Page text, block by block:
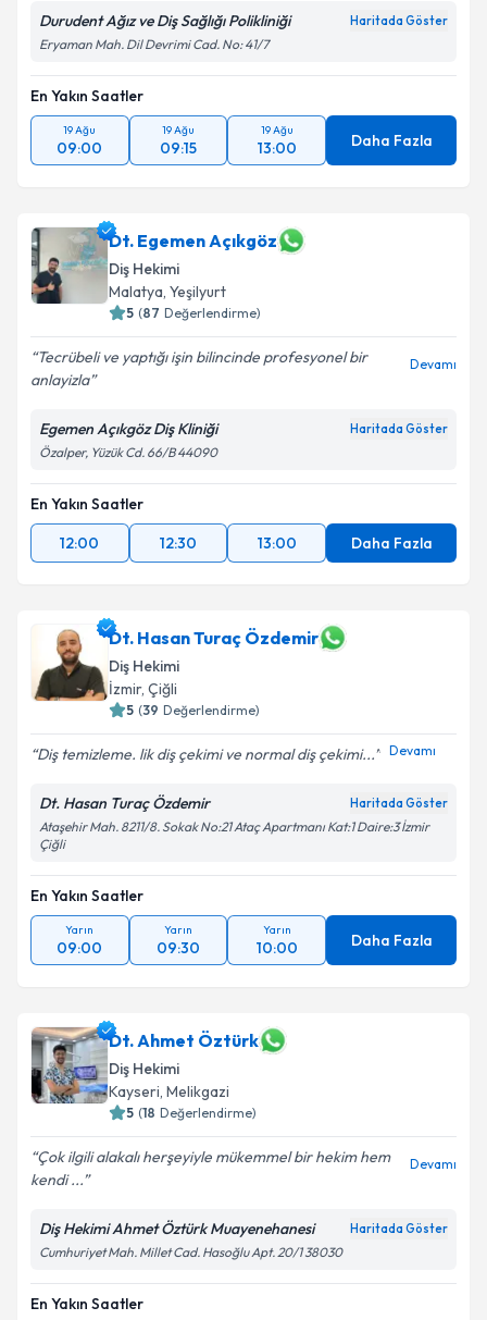
Durudent Ağız ve Diş Sağlığı Polikliniği Haritada Göster
Eryaman Mah. Dil Devrimi Cad. No: 41/7
En Yakın Saatler
19 Ağu
09:00
19 Ağu
09:15
19 Ağu
13:00 Daha Fazla
Dt. Egemen Açıkgöz
Diş Hekimi
Malatya, Yeşilyurt
5 (87 Değerlendirme)
Tecrübeli ve yaptığı işin bilincinde profesyonel bir
anlayizla
Devamı
Egemen Açıkgöz Diş Kliniği Haritada Göster
Özalper, Yüzük Cd. 66/B 44090
En Yakın Saatler
12:00
12:30 13:00 Daha Fazla
Dt. Hasan Turaç Özdemir
Diş Hekimi
İzmir, Çiğli
5 (39 Değerlendirme)
Diş temizleme. lik diş çekimi ve normal diş çekimi... Devamı
Dt. Hasan Turaç Özdemir Haritada Göster
Ataşehir Mah. 8211/8. Sokak No:21 Ataç Apartmanı Kat:1 Daire:3 İzmir
Çiğli
En Yakın Saatler
Yarın
09:00
Yarın
09:30
Yarın
10:00 Daha Fazla
Dt. Ahmet Öztürk
Diş Hekimi
Kayseri, Melikgazi
5 (18 Değerlendirme)
Çok ilgili alakalı herşeyiyle mükemmel bir hekim hem
kendi ...
Devamı
Diş Hekimi Ahmet Öztürk Muayenehanesi Haritada Göster
Cumhuriyet Mah. Millet Cad. Hasoğlu Apt. 20/1 38030
En Yakın Saatler